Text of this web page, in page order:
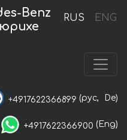
RUS ENG
Benz
+4917622366899 (рус, De)
+4917622366900 (Eng)